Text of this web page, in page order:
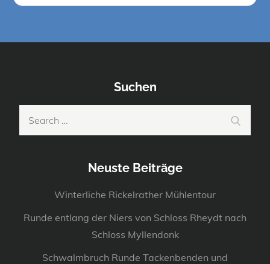
Suchen
Neuste Beiträge
Winterliche Rickelrather Mühlentour
Runde entlang der Niers von Schloss Rheydt nach
Schloss Myllendonk
Schwalmbruch Runde Tackenbenden und